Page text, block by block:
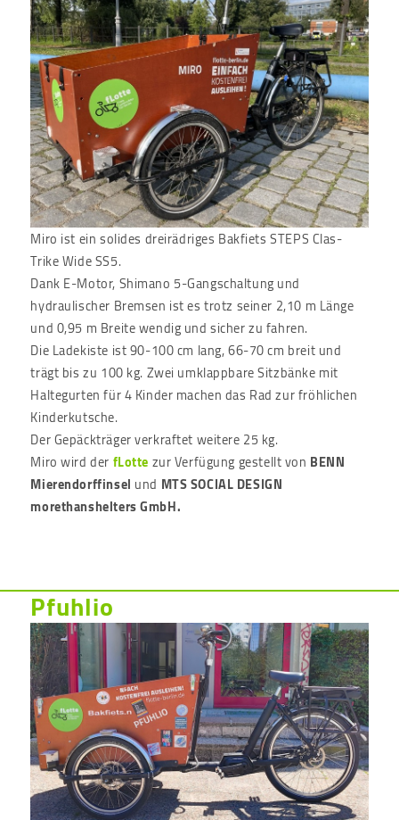
Miro ist ein solides dreirädriges Bakfiets STEPS Clas-
Trike Wide SS5.
Dank E-Motor, Shimano 5-Gangschaltung und
hydraulischer Bremsen ist es trotz seiner 2,10 m Länge
und 0,95 m Breite wendig und sicher zu fahren.
Die Ladekiste ist 90-100 cm lang, 66-70 cm breit und
trägt bis zu 100 kg. Zwei umklappbare Sitzbänke mit
Haltegurten für 4 Kinder machen das Rad zur fröhlichen
Kinderkutsche.
Der Gepäckträger verkraftet weitere 25 kg.
Miro wird derfLottezur Verfügung gestellt von BENN
Mierendorffinsel und MTS SOCIAL DESIGN
morethanshelters GmbH.
Pfuhlio